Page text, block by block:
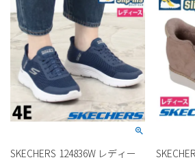
SKECHERS 124836W レディー